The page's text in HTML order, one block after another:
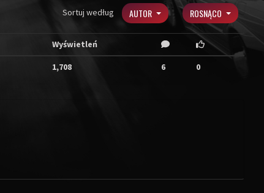
Sortuj według AUTOR ROSNĄCO
Wyświetleń
1,708 6 0